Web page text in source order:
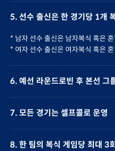
5. 선수 출신은 한 경기당 1개
* 남자 선수 출신은 남자복식 혹은
* 여자 선수 출신은 여자복식 혹은
6. 예선 라운드로빈 후 본선 그
7. 모든 경기는 셀프콜로 운영
8. 한 팀의 복식 게임당 최대 3